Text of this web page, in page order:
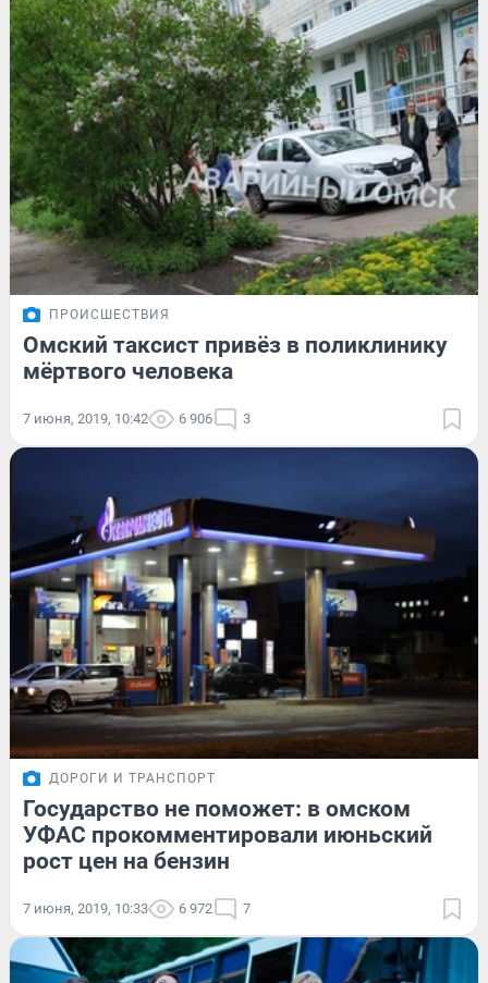
ПРОИСШЕСТВИЯ
Омский таксист привёз в поликлинику
мёртвого человека
7 июня, 2019, 10:42 6 906 3
ДОРОГИ И ТРАНСПОРТ
Государство не поможет: в омском
УФАС прокомментировали июньский
рост цен на бензин
7 июня, 2019, 10:33 6 972 7